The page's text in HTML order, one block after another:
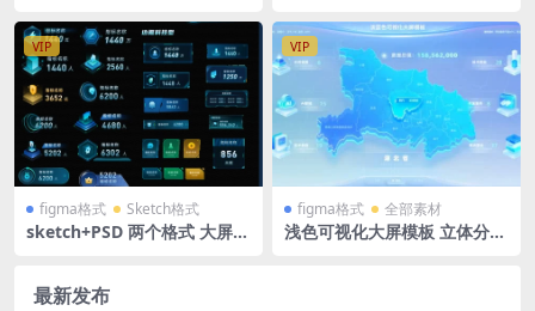
VIP
figma格式 Sketch格式
sketch+PSD 两个格式 大屏按
VIP
figma格式 全部素材
浅色可视化大屏模板 立体分层
最新发布